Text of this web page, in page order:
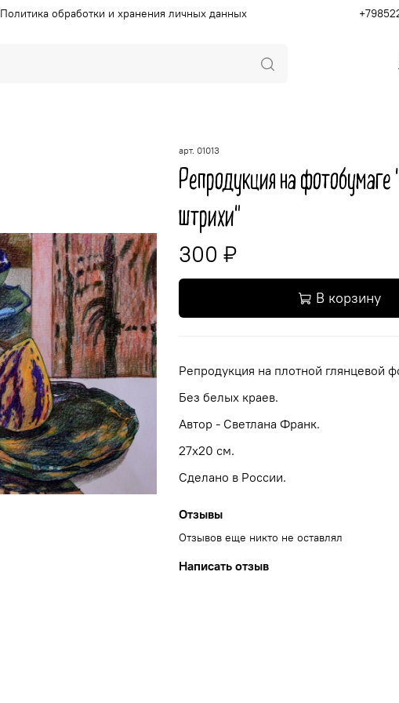
Политика обработки и хранения личных данных
арт. 01013
Репродукция на
штрихи"
300 ₽
В корзину
Репродукция на плотной глянцевой
Без белых краев.
Автор - Светлана Франк.
27x20 см.
Сделано в России.
Отзывы
Отзывов еще никто не оставлял
Написать отзыв